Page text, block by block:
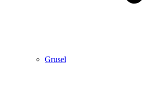
Grusel